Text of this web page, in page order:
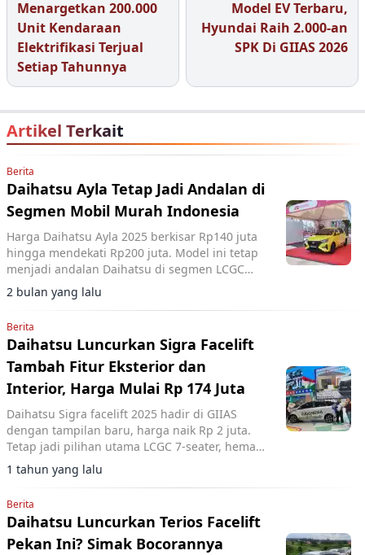
Menargetkan 200.000
Unit Kendaraan
Elektrifikasi Terjual
Setiap Tahunnya
Model EV Terbaru,
Hyundai Raih 2.000-an
SPK Di GIIAS 2026
Artikel Terkait
Berita
Daihatsu Ayla Tetap Jadi Andalan di
Segmen Mobil Murah Indonesia
Harga Daihatsu Ayla 2025 berkisar Rp140 juta
hingga mendekati Rp200 juta. Model ini tetap
menjadi andalan Daihatsu di segmen LCGC
berkat efisiensi bahan bakar dan platform
DNGA.
2 bulan yang lalu
Berita
Daihatsu Luncurkan Sigra Facelift
Tambah Fitur Eksterior dan
Interior, Harga Mulai Rp 174 Juta
Daihatsu Sigra facelift 2025 hadir di GIIAS
dengan tampilan baru, harga naik Rp 2 juta.
Tetap jadi pilihan utama LCGC 7-seater, hemat
BBM dan perawatan murah.
1 tahun yang lalu
Berita
Daihatsu Luncurkan Terios Facelift
Pekan Ini? Simak Bocorannya